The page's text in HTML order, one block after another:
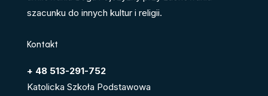
szacunku do innych kultur i religii.
Kontakt
+ 48 513-291-752
Katolicka Szkoła Podstawowa